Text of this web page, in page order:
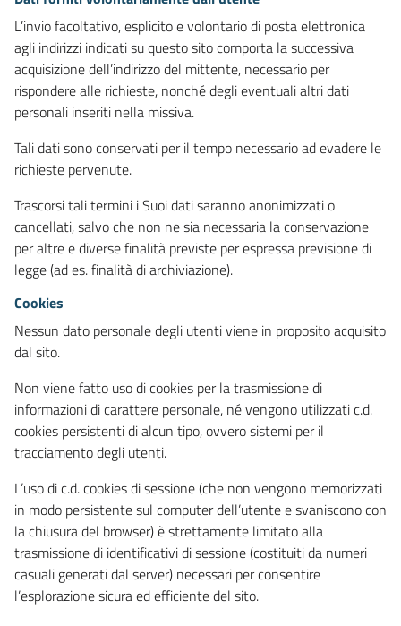
L’invio facoltativo, esplicito e volontario di posta elettronica
agli indirizzi indicati su questo sito comporta la successiva
acquisizione dell’indirizzo del mittente, necessario per
rispondere alle richieste, nonché degli eventuali altri dati
personali inseriti nella missiva.
Tali dati sono conservati per il tempo necessario ad evadere le
richieste pervenute.
Trascorsi tali termini i Suoi dati saranno anonimizzati o
cancellati, salvo che non ne sia necessaria la conservazione
per altre e diverse finalità previste per espressa previsione di
legge (ad es. finalità di archiviazione).
Cookies
Nessun dato personale degli utenti viene in proposito acquisito
dal sito.
Non viene fatto uso di cookies per la trasmissione di
informazioni di carattere personale, né vengono utilizzati c.d.
cookies persistenti di alcun tipo, ovvero sistemi per il
tracciamento degli utenti.
L’uso di c.d. cookies di sessione (che non vengono memorizzati
in modo persistente sul computer dell’utente e svaniscono con
la chiusura del browser) è strettamente limitato alla
trasmissione di identificativi di sessione (costituiti da numeri
casuali generati dal server) necessari per consentire
l’esplorazione sicura ed efficiente del sito.